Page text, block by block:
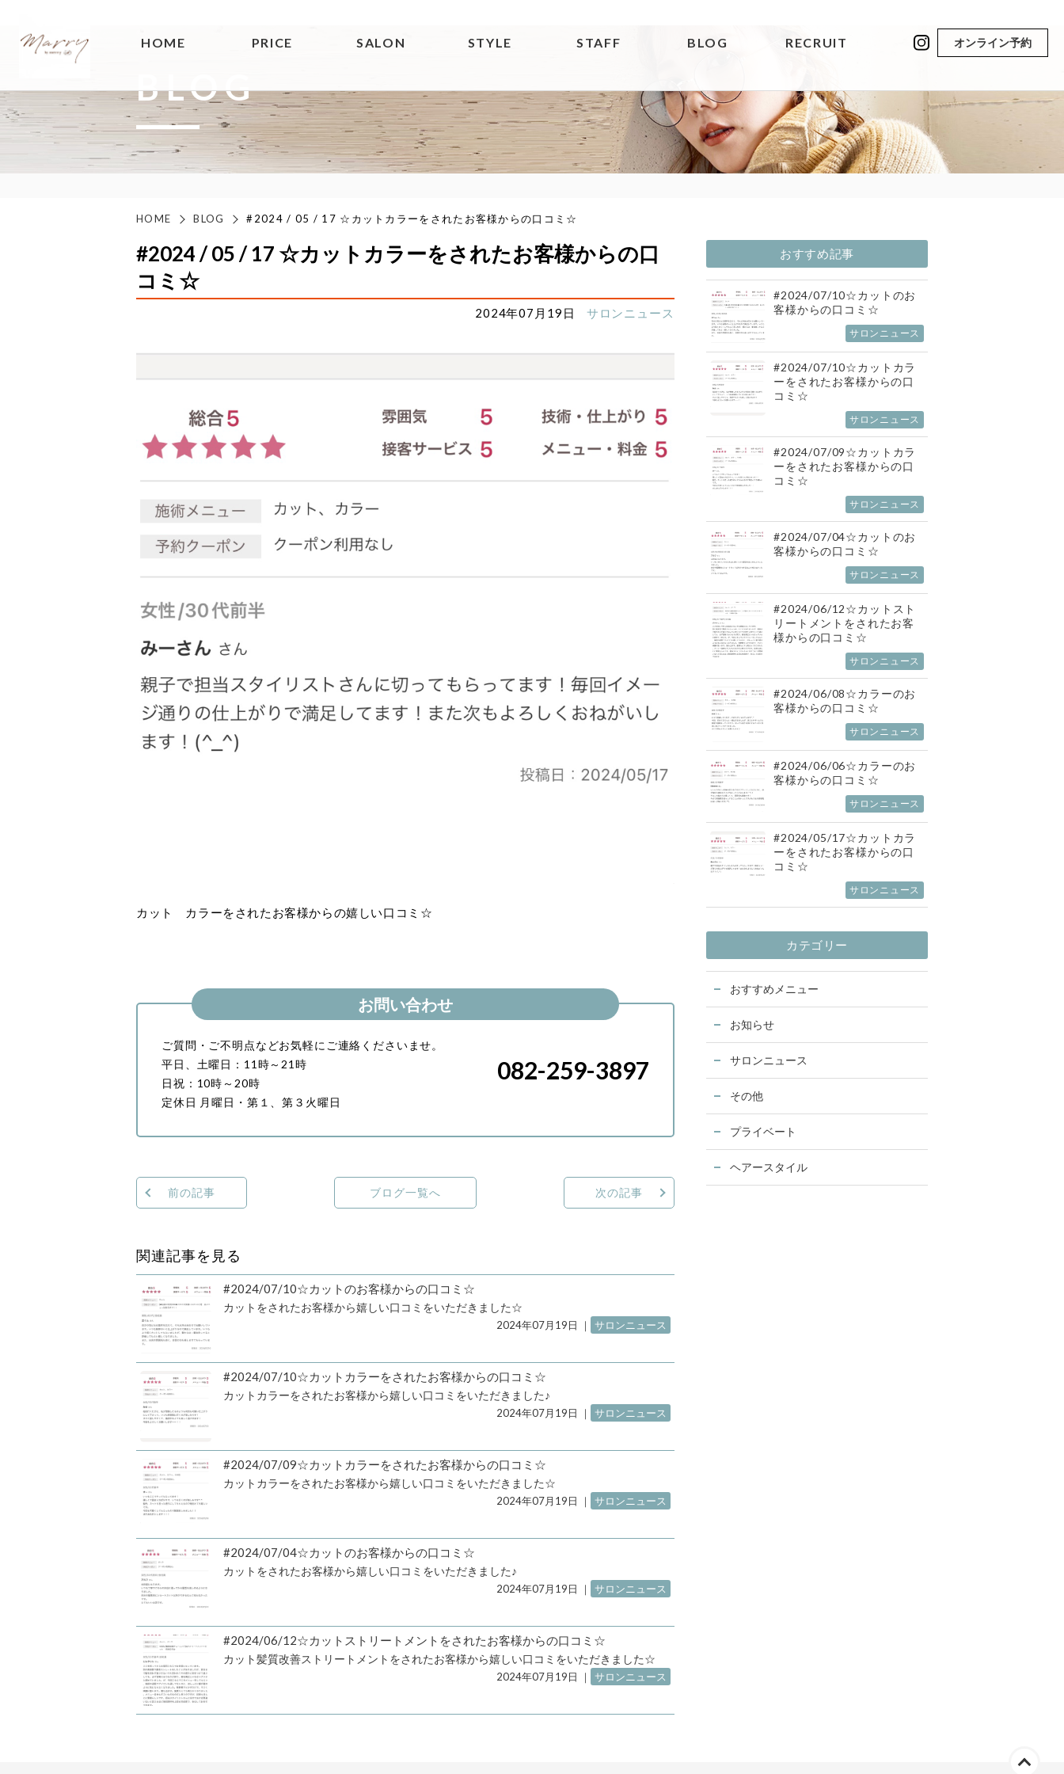
HOME PRICE SALON STYLE STAFF BLOG RECRUIT オンライン予約
BLOG
HOME BLOG #2024 / 05 / 17 ☆カットカラーをされたお客様からの口コミ☆
#2024 / 05 / 17 ☆カットカラーをされたお客様からの口
コミ☆
2024年07月19日 サロンニュース
カット カラーをされたお客様からの嬉しい口コミ☆
お問い合わせ
ご質問・ご不明点などお気軽にご連絡くださいませ。
平日、土曜日：11時～21時
日祝：10時～20時
定休日 月曜日・第１、第３火曜日
082-259-3897
前の記事 ブログ一覧へ 次の記事
関連記事を見る
#2024/07/10☆カットのお客様からの口コミ☆
カットをされたお客様から嬉しい口コミをいただきました☆
2024年07月19日 ｜ サロンニュース
#2024/07/10☆カットカラーをされたお客様からの口コミ☆
カットカラーをされたお客様から嬉しい口コミをいただきました♪
2024年07月19日 ｜ サロンニュース
#2024/07/09☆カットカラーをされたお客様からの口コミ☆
カットカラーをされたお客様から嬉しい口コミをいただきました☆
2024年07月19日 ｜ サロンニュース
#2024/07/04☆カットのお客様からの口コミ☆
カットをされたお客様から嬉しい口コミをいただきました♪
2024年07月19日 ｜ サロンニュース
#2024/06/12☆カットストリートメントをされたお客様からの口コミ☆
カット髪質改善ストリートメントをされたお客様から嬉しい口コミをいただきました☆
2024年07月19日 ｜ サロンニュース
おすすめ記事
#2024/07/10☆カットのお
客様からの口コミ☆
サロンニュース
#2024/07/10☆カットカラ
ーをされたお客様からの口
コミ☆
サロンニュース
#2024/07/09☆カットカラ
ーをされたお客様からの口
コミ☆
サロンニュース
#2024/07/04☆カットのお
客様からの口コミ☆
サロンニュース
#2024/06/12☆カットスト
リートメントをされたお客
様からの口コミ☆
サロンニュース
#2024/06/08☆カラーのお
客様からの口コミ☆
サロンニュース
#2024/06/06☆カラーのお
客様からの口コミ☆
サロンニュース
#2024/05/17☆カットカラ
ーをされたお客様からの口
コミ☆
サロンニュース
カテゴリー
おすすめメニュー
お知らせ
サロンニュース
その他
プライベート
ヘアースタイル